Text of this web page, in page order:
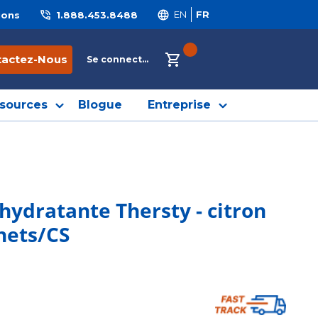
1.888.453.8488 EN FR
Nous Se connecter
Blogue Entreprise
Thersty - citron
CS